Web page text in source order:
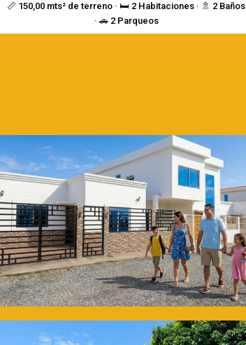
📏 150,00 mts² de terreno · 🛏️ 2 Habitaciones · 🚿 2 Baños
· 🚗 2 Parqueos